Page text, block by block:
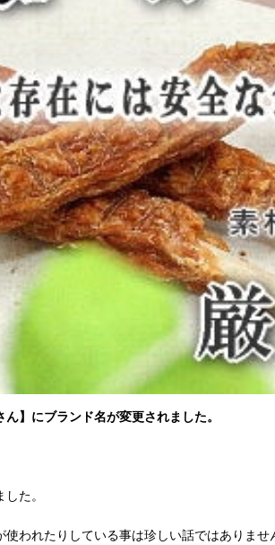
】にブランド名が変更されました。
た。
われたりしている事は珍しい話ではありませ